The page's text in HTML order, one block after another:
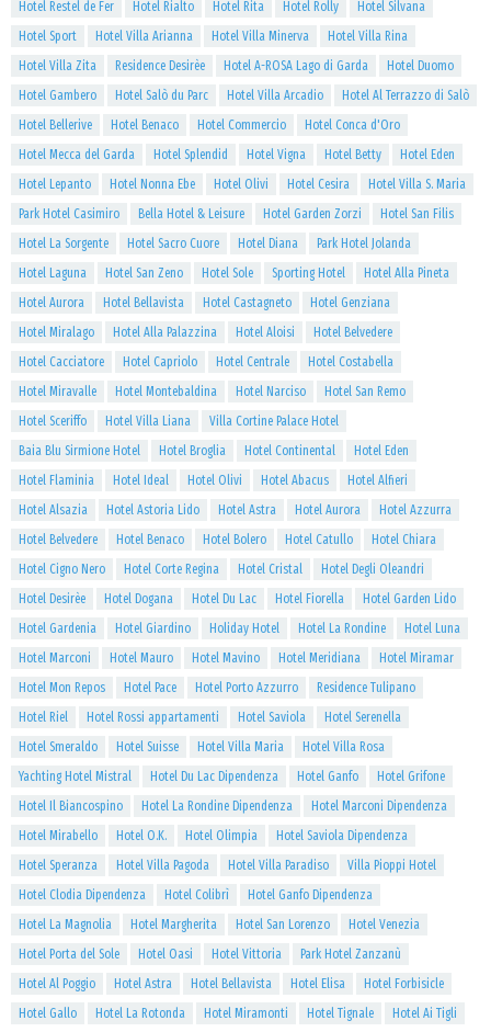
Hotel Restel de Fer Hotel Rialto Hotel Rita Hotel Rolly
Hotel Silvana
Hotel Sport
Hotel Villa Arianna Hotel Villa Minerva
Hotel Villa Rina
Hotel Villa Zita
Residence Desirèe Hotel A-ROSA Lago di Garda
Hotel Duomo
Hotel Gambero
Hotel Salò du Parc Hotel Villa Arcadio
Hotel Al Terrazzo di Salò
Hotel Bellerive
Hotel Benaco Hotel Commercio
Hotel Conca d'Oro
Hotel Mecca del Garda
Hotel Splendid Hotel Vigna Hotel Betty
Hotel Eden
Hotel Lepanto
Hotel Nonna Ebe Hotel Olivi Hotel Cesira
Hotel Villa S. Maria
Park Hotel Casimiro
Bella Hotel & Leisure Hotel Garden Zorzi
Hotel San Filis
Hotel La Sorgente
Hotel Sacro Cuore Hotel Diana
Park Hotel Jolanda
Hotel Laguna
Hotel San Zeno Hotel Sole Sporting Hotel
Hotel Alla Pineta
Hotel Aurora
Hotel Bellavista Hotel Castagneto
Hotel Genziana
Hotel Miralago
Hotel Alla Palazzina Hotel Aloisi
Hotel Belvedere
Hotel Cacciatore
Hotel Capriolo Hotel Centrale
Hotel Costabella
Hotel Miravalle
Hotel Montebaldina Hotel Narciso
Hotel San Remo
Hotel Sceriffo
Hotel Villa Liana
Villa Cortine Palace Hotel
Baia Blu Sirmione Hotel
Hotel Broglia Hotel Continental
Hotel Eden
Hotel Flaminia
Hotel Ideal Hotel Olivi Hotel Abacus
Hotel Alfieri
Hotel Alsazia
Hotel Astoria Lido Hotel Astra Hotel Aurora
Hotel Azzurra
Hotel Belvedere
Hotel Benaco Hotel Bolero Hotel Catullo
Hotel Chiara
Hotel Cigno Nero
Hotel Corte Regina Hotel Cristal
Hotel Degli Oleandri
Hotel Desirèe
Hotel Dogana Hotel Du Lac Hotel Fiorella
Hotel Garden Lido
Hotel Gardenia
Hotel Giardino Holiday Hotel Hotel La Rondine
Hotel Luna
Hotel Marconi
Hotel Mauro Hotel Mavino Hotel Meridiana
Hotel Miramar
Hotel Mon Repos
Hotel Pace Hotel Porto Azzurro
Residence Tulipano
Hotel Riel
Hotel Rossi appartamenti Hotel Saviola
Hotel Serenella
Hotel Smeraldo
Hotel Suisse Hotel Villa Maria
Hotel Villa Rosa
Yachting Hotel Mistral
Hotel Du Lac Dipendenza Hotel Ganfo
Hotel Grifone
Hotel Il Biancospino
Hotel La Rondine Dipendenza
Hotel Marconi Dipendenza
Hotel Mirabello
Hotel O.K. Hotel Olimpia
Hotel Saviola Dipendenza
Hotel Speranza
Hotel Villa Pagoda Hotel Villa Paradiso
Villa Pioppi Hotel
Hotel Clodia Dipendenza
Hotel Colibrì
Hotel Ganfo Dipendenza
Hotel La Magnolia
Hotel Margherita Hotel San Lorenzo
Hotel Venezia
Hotel Porta del Sole
Hotel Oasi Hotel Vittoria
Park Hotel Zanzanù
Hotel Al Poggio
Hotel Astra Hotel Bellavista Hotel Elisa
Hotel Forbisicle
Hotel Gallo
Hotel La Rotonda Hotel Miramonti Hotel Tignale
Hotel Ai Tigli